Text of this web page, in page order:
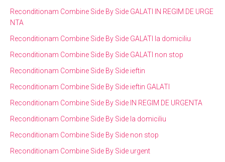
Reconditionam Combine Side By Side GALATI IN REGIM DE URGE
NTA
Reconditionam Combine Side By Side GALATI la domiciliu
Reconditionam Combine Side By Side GALATI non stop
Reconditionam Combine Side By Side ieftin
Reconditionam Combine Side By Side ieftin GALATI
Reconditionam Combine Side By Side IN REGIM DE URGENTA
Reconditionam Combine Side By Side la domiciliu
Reconditionam Combine Side By Side non stop
Reconditionam Combine Side By Side urgent